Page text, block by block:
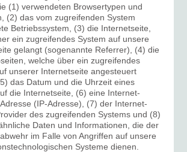
(1) verwendeten Browsertypen und
(2) das vom zugreifenden System
Betriebssystem, (3) die Internetseite,
ein zugreifendes System auf unsere
gelangt (sogenannte Referrer), (4) die
welche über ein zugreifendes
unserer Internetseite angesteuert
das Datum und die Uhrzeit eines
die Internetseite, (6) eine Internet-
(IP-Adresse), (7) der Internet-
des zugreifenden Systems und (8)
Daten und Informationen, die der
im Falle von Angriffen auf unsere
Systeme dienen.